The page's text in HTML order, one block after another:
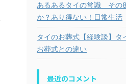
あるあるタイの常識 そ
か？あり得ない！日常生活
タイのお葬式【経験談】
お葬式との違い
最近のコメント